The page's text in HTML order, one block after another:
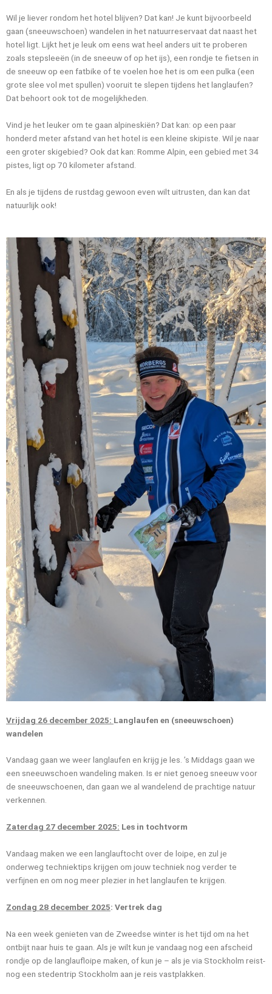
Wil je liever rondom het hotel blijven? Dat kan! Je kunt bijvoorbeeld
gaan (sneeuwschoen) wandelen in het natuurreservaat dat naast het
hotel ligt. Lijkt het je leuk om eens wat heel anders uit te proberen
zoals stepsleeën (in de sneeuw of op het ijs), een rondje te fietsen in
de sneeuw op een fatbike of te voelen hoe het is om een pulka (een
grote slee vol met spullen) vooruit te slepen tijdens het langlaufen?
Dat behoort ook tot de mogelijkheden.
Vind je het leuker om te gaan alpineskiën? Dat kan: op een paar
honderd meter afstand van het hotel is een kleine skipiste. Wil je naar
een groter skigebied? Ook dat kan: Romme Alpin, een gebied met 34
pistes, ligt op 70 kilometer afstand.
En als je tijdens de rustdag gewoon even wilt uitrusten, dan kan dat
natuurlijk ook!
Vrijdag 26 december 2025: Langlaufen en (sneeuwschoen)
wandelen
Vandaag gaan we weer langlaufen en krijg je les. ’s Middags gaan we
een sneeuwschoen wandeling maken. Is er niet genoeg sneeuw voor
de sneeuwschoenen, dan gaan we al wandelend de prachtige natuur
verkennen.
Zaterdag 27 december 2025: Les in tochtvorm
Vandaag maken we een langlauftocht over de loipe, en zul je
onderweg techniektips krijgen om jouw techniek nog verder te
verfijnen en om nog meer plezier in het langlaufen te krijgen.
Zondag 28 december 2025: Vertrek dag
Na een week genieten van de Zweedse winter is het tijd om na het
ontbijt naar huis te gaan. Als je wilt kun je vandaag nog een afscheid
rondje op de langlaufloipe maken, of kun je – als je via Stockholm reist-
nog een stedentrip Stockholm aan je reis vastplakken.